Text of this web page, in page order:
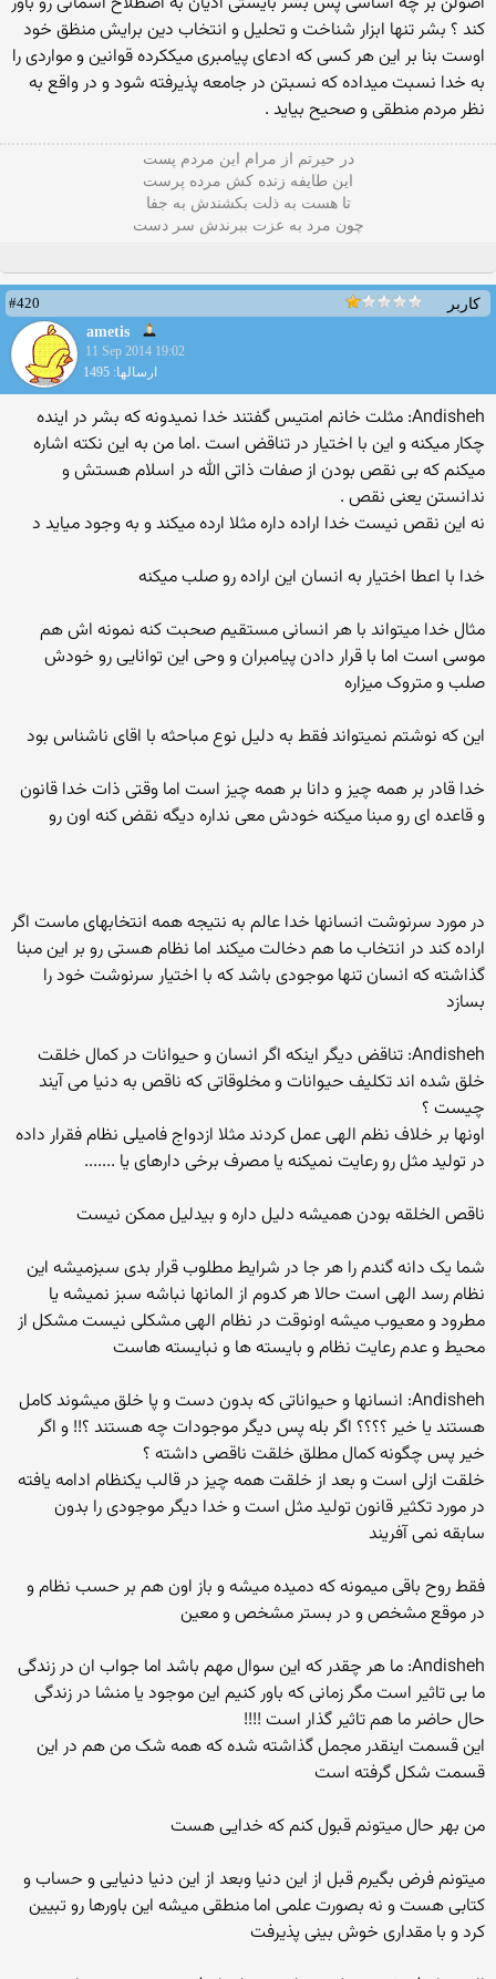
کند ؟ بشر تنها ابزار شناخت و تحلیل و انتخاب دین برایش منظق خود
اوست بنا بر این هر کسی که ادعای پیامبری میککرده قوانین و مواردی را
به خدا نسبت میداده که نسبتن در جامعه پذیرفته شود و در واقع به
نظر مردم منطقی و صحیح بیاید .
در حیرتم از مرام این مردم پست
این طایفه زنده کش مرده پرست
تا هست به ذلت بکشندش به جفا
چون مرد به عزت ببرندش سر دست
کاربر
#420
ametis
11 Sep 2014 19:02
ارسالها: 1495
Andisheh: مثلت خانم امتیس گفتند خدا نمیدونه که بشر در اینده
چکار میکنه و این با اختیار در تناقض است .اما من به این نکته اشاره
میکنم که بی نقص بودن از صفات ذاتی الله در اسلام هستش و
ندانستن یعنی نقص .
نه این نقص نیست خدا اراده داره مثلا ارده میکند و به وجود میاید د
خدا با اعطا اختیار به انسان این اراده رو صلب میکنه
مثال خدا میتواند با هر انسانی مستقیم صحبت کنه نمونه اش هم
موسی است اما با قرار دادن پیامبران و وحی این توانایی رو خودش
صلب و متروک میزاره
این که نوشتم نمیتواند فقط به دلیل نوع مباحثه با اقای ناشناس بود
خدا قادر بر همه چیز و دانا بر همه چیز است اما وقتی ذات خدا قانون
و قاعده ای رو مبنا میکنه خودش معی نداره دیگه نقض کنه اون رو
در مورد سرنوشت انسانها خدا عالم به نتیجه همه انتخابهای ماست اگر
اراده کند در انتخاب ما هم دخالت میکند اما نظام هستی رو بر این مبنا
گذاشته که انسان تنها موجودی باشد که با اختیار سرنوشت خود را
بسازد
Andisheh: تناقض دیگر اینکه اگر انسان و حیوانات در کمال خلقت
خلق شده اند تکلیف حیوانات و مخلوقاتی که ناقص به دنیا می آیند
چیست ؟
اونها بر خلاف نظم الهی عمل کردند مثلا ازدواج فامیلی نظام فقرار داده
در تولید مثل رو رعایت نمیکنه یا مصرف برخی دارهای یا .......
ناقص الخلقه بودن همیشه دلیل داره و بیدلیل ممکن نیست
شما یک دانه گندم را هر جا در شرایط مطلوب قرار بدی سبزمیشه این
نظام رسد الهی است حالا هر کدوم از المانها نباشه سبز نمیشه یا
مطرود و معیوب میشه اونوقت در نظام الهی مشکلی نیست مشکل از
محیط و عدم رعایت نظام و بایسته ها و نبایسته هاست
Andisheh: انسانها و حیواناتی که بدون دست و پا خلق میشوند کامل
هستند یا خیر ؟؟؟؟ اگر بله پس دیگر موجودات چه هستند ؟!! و اگر
خیر پس چگونه کمال مطلق خلقت ناقصی داشته ؟
خلقت ازلی است و بعد از خلقت همه چیز در قالب یکنظام ادامه یافته
در مورد تکثیر قانون تولید مثل است و خدا دیگر موجودی را بدون
سابقه نمی آفریند
فقط روح باقی میمونه که دمیده میشه و باز اون هم بر حسب نظام و
در موقع مشخص و در بستر مشخص و معین
Andisheh: ما هر چقدر که این سوال مهم باشد اما جواب ان در زندگی
ما بی تاثیر است مگر زمانی که باور کنیم این موجود یا منشا در زندگی
حال حاضر ما هم تاثیر گذار است !!!!
این قسمت اینقدر مجمل گذاشته شده که همه شک من هم در این
قسمت شکل گرفته است
من بهر حال میتونم قبول کنم که خدایی هست
میتونم فرض بگیرم قبل از این دنیا وبعد از این دنیا دنیایی و حساب و
کتابی هست و نه بصورت علمی اما منطقی میشه این باورها رو تبیین
کرد و با مقداری خوش بینی پذیرفت